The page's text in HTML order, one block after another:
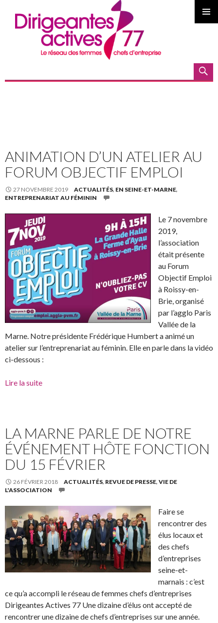
ANIMATION D’UN ATELIER AU
FORUM OBJECTIF EMPLOI
27 NOVEMBRE 2019 ACTUALITÉS, EN SEINE-ET-MARNE,
ENTREPRENARIAT AU FÉMININ
Le 7 novembre
2019,
l’association
était présente
au Forum
Objectif Emploi
à Roissy-en-
Brie, organisé
par l’agglo Paris
Vallée de la
Marne. Notre présidente Frédérique Humbert a animé un
atelier sur l’entreprenariat au féminin. Elle en parle dans la vidéo
ci-dessous :
Lire la suite
LA MARNE PARLE DE NOTRE
ÉVÉNEMENT HÔTE FONCTION
DU 15 FÉVRIER
26 FÉVRIER 2018 ACTUALITÉS, REVUE DE PRESSE, VIE DE
L'ASSOCIATION
Faire se
rencontrer des
élus locaux et
des chefs
d’entreprises
seine-et-
marnais : c’est
ce qu’a accompli le réseau de femmes chefs d’entreprises
Dirigeantes Actives 77 Une dizaine d’élus ont accepté de
rencontrer une dizaine de chefs d’entreprises sur une année.